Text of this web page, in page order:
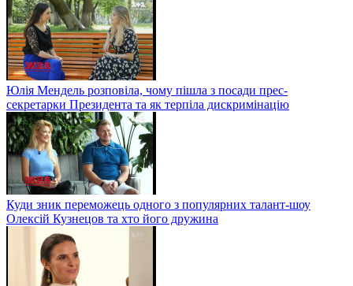
Юлія Мендель розповіла, чому пішла з посади прес-
секретарки Президента та як терпіла дискримінацію
Куди зник переможець одного з популярних талант-шоу
Олексій Кузнецов та хто його дружина